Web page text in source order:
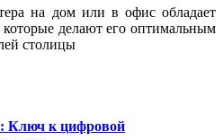
на дом или в офис обладает
делают его оптимальным
столицы
Ключ к цифровой